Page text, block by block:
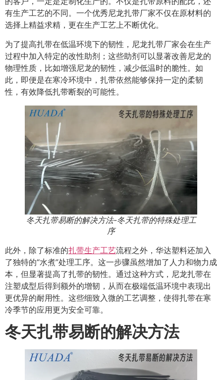
有生产工艺的不同。一个优秀尼龙扎带厂家不仅在原材料的
选择上精益求精，更在生产工艺上不断优化。
为了提高扎带在低温环境下的韧性，尼龙扎带厂家会在生产
过程中加入特定的改性助剂；这些助剂可以显著改善尼龙的
物理性质，比如增强尼龙的韧性，减少低温时的脆性。如
此，即便是在寒冷环境中，扎带依然能够保持一定的柔韧
性，有效降低扎带断裂的可能性。
冬天扎带易断的解决方法-冬天扎带的特殊处理工
序
此外，除了标准的扎带生产工艺流程之外，华达塑料还加入
了独特的“水煮”处理工序。这一步骤虽然增加了人力和物力成
本，但显著提高了扎带的韧性。通过这种方式，尼龙扎带在
注塑成型后得到额外的增韧，从而在极端低温环境中表现出
更优异的耐用性。这些细致入微的工艺调整，使得扎带在寒
冷季节的应用更为安全可靠。
冬天扎带易断的解决方法